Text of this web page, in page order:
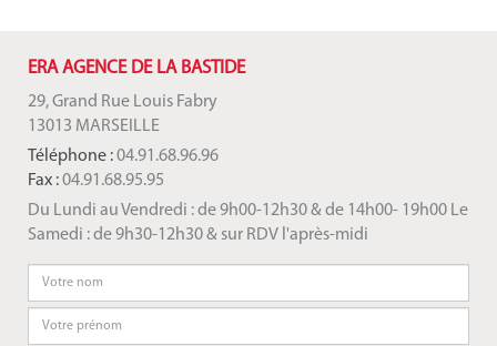
ERA AGENCE DE LA BASTIDE
29, Grand Rue Louis Fabry
13013 MARSEILLE
Téléphone :04.91.68.96.96
Fax :04.91.68.95.95
Du Lundi au Vendredi : de 9h00-12h30 & de 14h00- 19h00 Le
Samedi : de 9h30-12h30 & sur RDV l'après-midi